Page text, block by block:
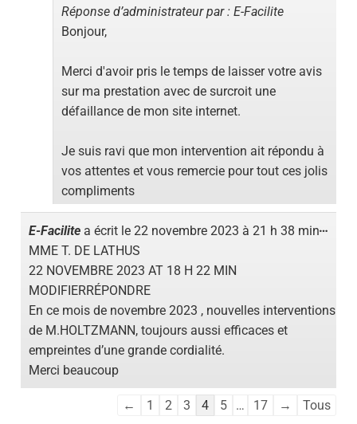
Réponse d’administrateur par : E-Facilite
Bonjour,
Merci d'avoir pris le temps de laisser votre avis
sur ma prestation avec de surcroit une
défaillance de mon site internet.
Je suis ravi que mon intervention ait répondu à
vos attentes et vous remercie pour tout ces jolis
compliments
E-Facilite a écrit le 22 novembre 2023 à 21 h 38 min
MME T. DE LATHUS
22 NOVEMBRE 2023 AT 18 H 22 MIN
MODIFIERRÉPONDRE
En ce mois de novembre 2023 , nouvelles interventions
de M.HOLTZMANN, toujours aussi efficaces et
empreintes d’une grande cordialité.
Merci beaucoup
…
← 1 2 3 4 5 … 17 → Tous